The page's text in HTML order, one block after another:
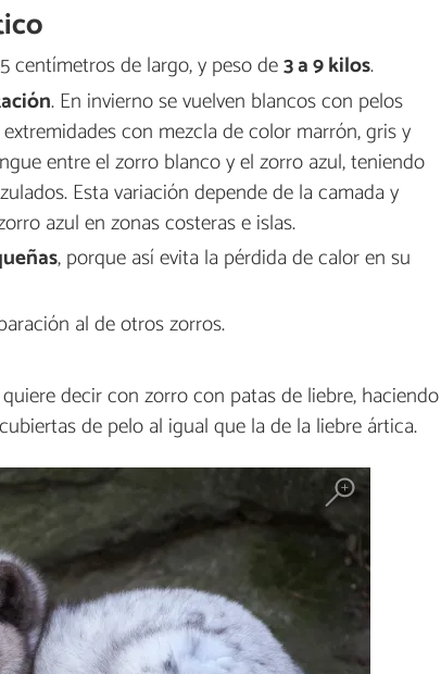
centímetros de largo, y peso de3 a 9 kilos.
. En invierno se vuelven blancos con pelos
con mezcla de color marrón, gris y
entre el zorro blanco y el zorro azul, teniendo
Esta variación depende de la camada y
azul en zonas costeras e islas.
, porque así evita la pérdida de calor en su
al de otros zorros.
decir con zorro con patas de liebre, haciendo
de pelo al igual que la de la liebre ártica.